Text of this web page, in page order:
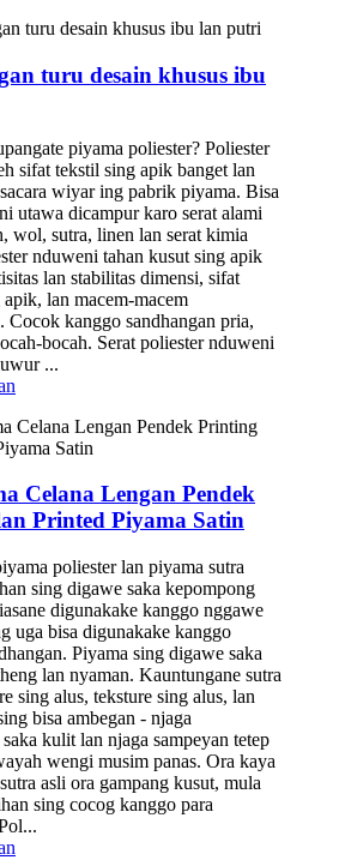
turu desain khusus ibu
piyama poliester? Poliester
sifat tekstil sing apik banget lan
wiyar ing pabrik piyama. Bisa
utawa dicampur karo serat alami
wol, sutra, linen lan serat kimia
nduweni tahan kusut sing apik
lan stabilitas dimensi, sifat
lan macem-macem
Cocok kanggo sandhangan pria,
bocah. Serat poliester nduweni
...
Celana Lengan Pendek
Printed Piyama Satin
poliester lan piyama sutra
sing digawe saka kepompong
digunakake kanggo nggawe
uga bisa digunakake kanggo
Piyama sing digawe saka
lan nyaman. Kauntungane sutra
sing alus, teksture sing alus, lan
bisa ambegan - njaga
kulit lan njaga sampeyan tetep
wengi musim panas. Ora kaya
asli ora gampang kusut, mula
sing cocog kanggo para